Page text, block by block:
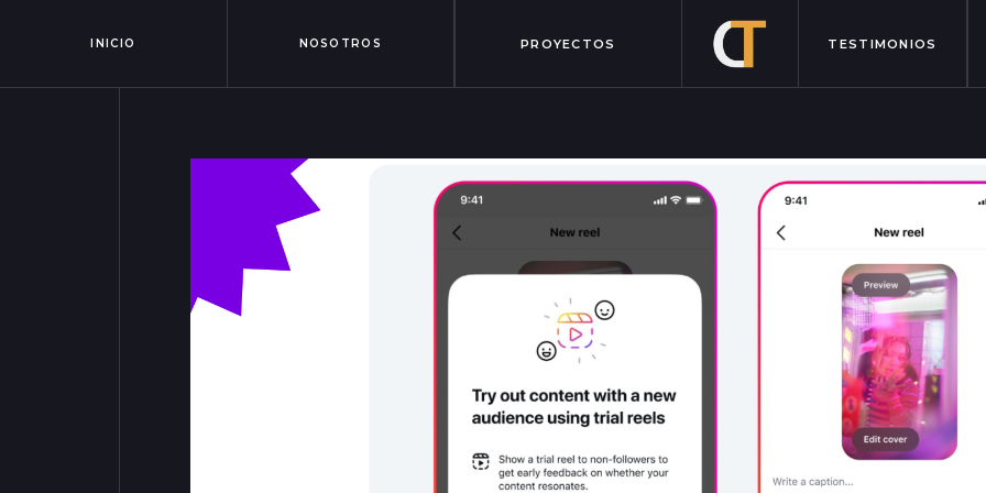
INICIO NOSOTROS PROYECTOS TESTIMONIOS